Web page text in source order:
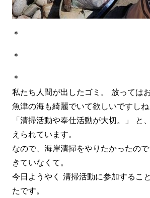
＊
＊
＊
私たち人間が出したゴミ。 放っては
魚津の海も綺麗でいて欲しいですしね
「清掃活動や奉仕活動が大切。」 と
えられています。
なので、海岸清掃をやりたかったの
きていなくて。
今日ようやく 清掃活動に参加するこ
たです。